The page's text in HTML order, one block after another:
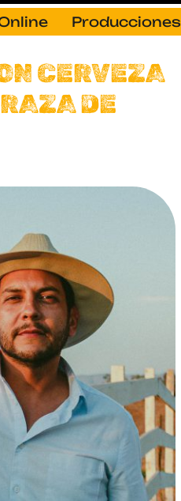
Producciones
CERVEZA
DE